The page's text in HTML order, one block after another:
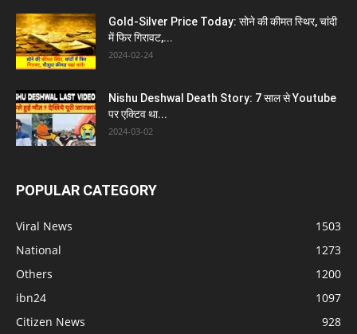
Gold-Silver Price Today: सोने की कीमत स्थिर, चांदी
में फिर गिरावट,...
2024-02-24
Nishu Deshwal Death Story: 7 साल से Youtube
पर एक्टिव था...
2024-03-02
POPULAR CATEGORY
Viral News
1503
National
1273
Others
1200
ibn24
1097
Citizen News
928